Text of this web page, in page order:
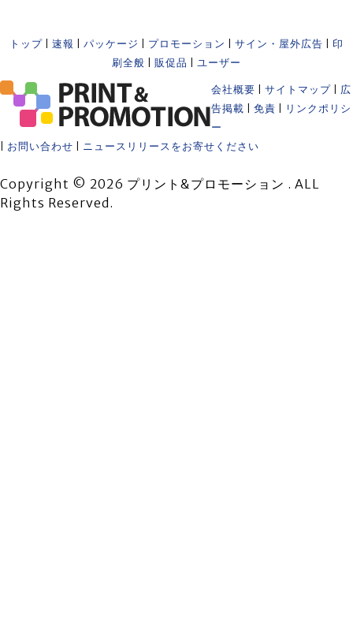
トップ 速報 パッケージ プロモーション サイン・屋外広告
印
刷全般
販促品 ユーザー
会社概要 サイトマップ
広
告掲載
免責
リンクポリシ
ー
お問い合わせ ニュースリリースをお寄せください
Copyright © 2026 プリント&プロモーション . ALL
Rights Reserved.